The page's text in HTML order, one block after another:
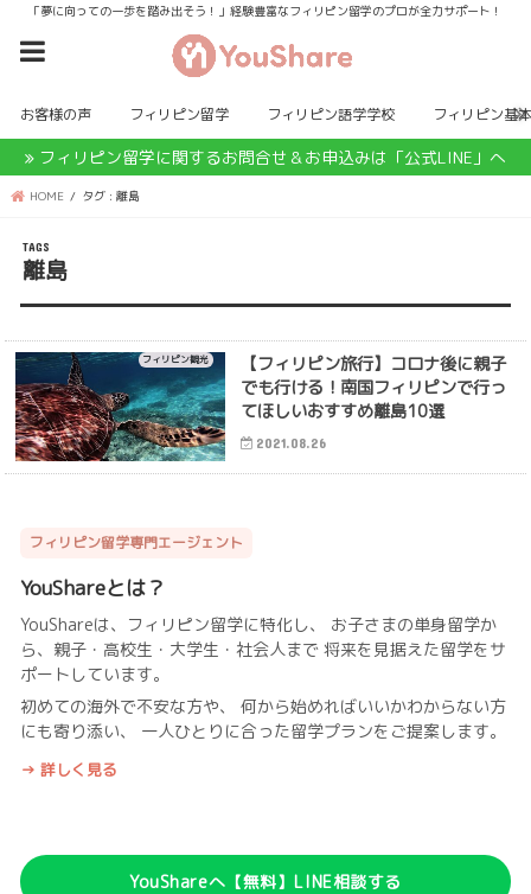
「夢に向っての一歩を踏み出そう！」経験豊富なフィリピン留学のプロが全力サポート！
お客様の声 フィリピン留学 フィリピン語学学校 フィリピン基
フィリピン留学に関するお問合せ＆お申込みは「公式LINE」へ
HOME タグ : 離島
離島
フィリピン観光
【フィリピン旅行】コロナ後に親子
でも行ける！南国フィリピンで行っ
てほしいおすすめ離島10選
2021.08.26
フィリピン留学専門エージェント
YouShareとは？
YouShareは、フィリピン留学に特化し、 お子さまの単身留学か
ら、親子・高校生・大学生・社会人まで 将来を見据えた留学をサ
ポートしています。
初めての海外で不安な方や、 何から始めればいいかわからない方
にも寄り添い、 一人ひとりに合った留学プランをご提案します。
→ 詳しく見る
YouShareへ【無料】LINE相談する